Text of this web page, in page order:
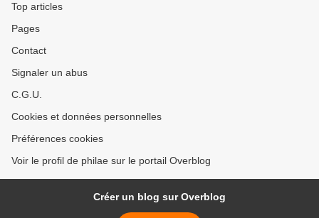
Top articles
Pages
Contact
Signaler un abus
C.G.U.
Cookies et données personnelles
Préférences cookies
Voir le profil de philae sur le portail Overblog
Créer un blog sur Overblog